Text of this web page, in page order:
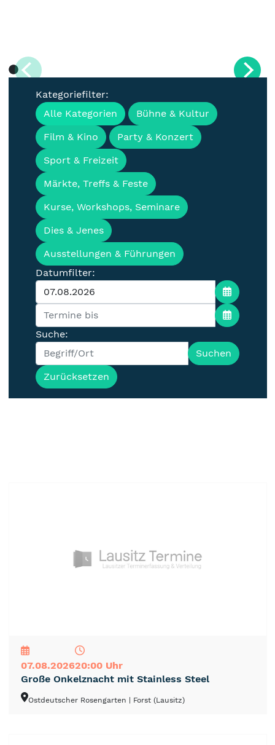
Kategoriefilter:
Alle Kategorien
Bühne & Kultur
Film & Kino
Party & Konzert
Sport & Freizeit
Märkte, Treffs & Feste
Kurse, Workshops, Seminare
Dies & Jenes
Ausstellungen & Führungen
Datumfilter:
Suche:
Suchen
Zurücksetzen
07.08.202620:00 Uhr
Große Onkelznacht mit Stainless Steel
Ostdeutscher Rosengarten | Forst (Lausitz)